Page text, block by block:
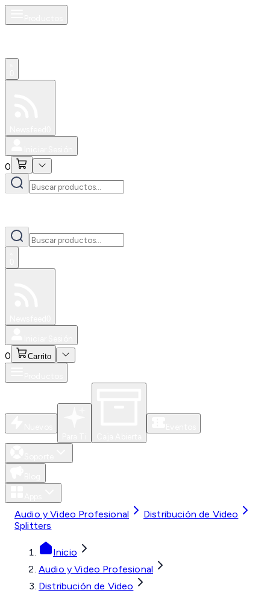
0
0 Carrito
Audio y Video Profesional
Distribución de Video
Splitters
Inicio
Audio y Video Profesional
Distribución de Video